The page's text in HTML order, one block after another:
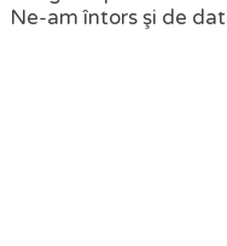
Ne-am întors şi de